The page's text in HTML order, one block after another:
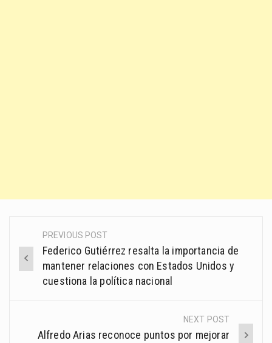
Post
navigation
PREVIOUS POST
Federico Gutiérrez resalta la importancia de
mantener relaciones con Estados Unidos y
cuestiona la política nacional
NEXT POST
Alfredo Arias reconoce puntos por mejorar